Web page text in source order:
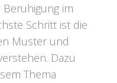
im
Schritt ist die
Muster und
Dazu
Thema